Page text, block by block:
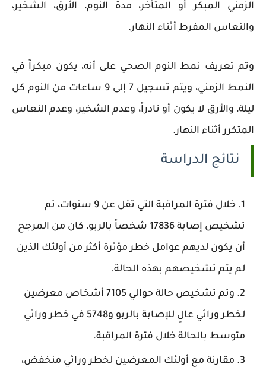
الزمني المبكر أو المتأخر، مدة النوم، الأرق، الشخير،
والنعاس المفرط أثناء النهار.
وتم تعريف نمط النوم الصحي على أنه، يكون مبكراً في
النمط الزمني، ويتم تسجيل 7 إلى 9 ساعات من النوم كل
ليلة، والأرق لا يكون أو نادراً، وعدم الشخير، وعدم النعاس
المتكرر أثناء النهار.
نتائج الدراسة
خلال فترة المراقبة التي تقل عن 9 سنوات، تم
تشخيص إصابة 17836 شخصاً بالربو، كان من المرجح
أن يكون لديهم عوامل خطر مؤثرة أكثر من أولئك الذين
لم يتم تشخيصهم بهذه الحالة.
وتم تشخيص حالة حوالي 7105 أشخاص معرضين
لخطر وراثي عالٍ للإصابة بالربو و5748 في خطر وراثي
متوسط ​​بالحالة خلال فترة المراقبة.
مقارنة مع أولئك المعرضين لخطر وراثي منخفض،